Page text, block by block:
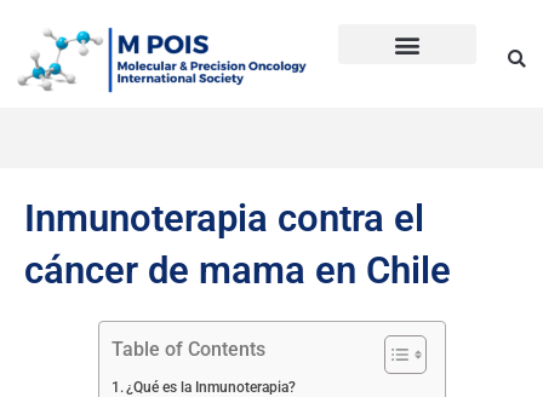
contenido
Inmunoterapia contra el
cáncer de mama en Chile
Table of Contents
¿Qué es la Inmunoterapia?